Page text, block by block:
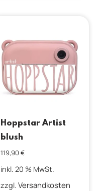
Hoppstar Artist
blush
119,90 €
inkl. 20 % MwSt.
zzgl. Versandkosten